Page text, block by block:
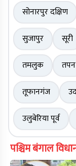
सोनारपुर दक्षिण
सुजापुर
सूरी
तमलुक
तपन
तूफानगंज
उलुबेरिया पूर्व
पश्चिम बंगाल